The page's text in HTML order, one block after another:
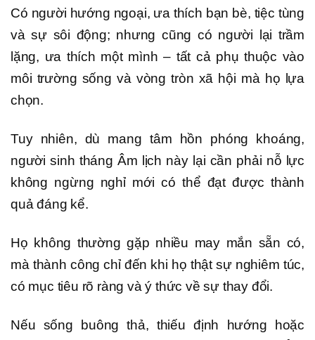
Có người hướng ngoại, ưa thích bạn bè, tiệc tùng
và sự sôi động; nhưng cũng có người lại trầm
lặng, ưa thích một mình – tất cả phụ thuộc vào
môi trường sống và vòng tròn xã hội mà họ lựa
chọn.
Tuy nhiên, dù mang tâm hồn phóng khoáng,
người sinh tháng Âm lịch này lại cần phải nỗ lực
không ngừng nghỉ mới có thể đạt được thành
quả đáng kể.
Họ không thường gặp nhiều may mắn sẵn có,
mà thành công chỉ đến khi họ thật sự nghiêm túc,
có mục tiêu rõ ràng và ý thức về sự thay đổi.
Nếu sống buông thả, thiếu định hướng hoặc